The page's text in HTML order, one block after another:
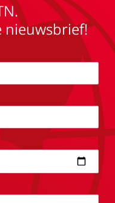
nieuwsbrief!